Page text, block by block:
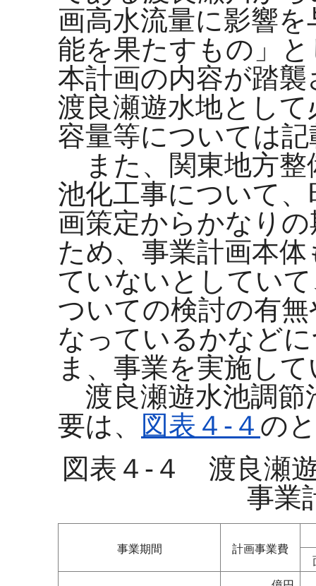
画高水流量に影響
能を果たすもの」
本計画の内容が踏
渡良瀬遊水地とし
容量等については
また、関東地方整
池化工事について
画策定からかなり
ため、事業計画本
ていないとしてい
ついての検討の有
なっているかなど
ま、事業を実施し
渡良瀬遊水池調節
要は、
図表４-４ の
図表４-４ 渡良瀬
事業
事業期間
計画事業費